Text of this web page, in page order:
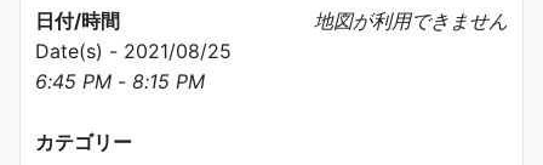
地図が利用できません
日付/時間
Date(s) - 2021/08/25
6:45 PM - 8:15 PM
カテゴリー